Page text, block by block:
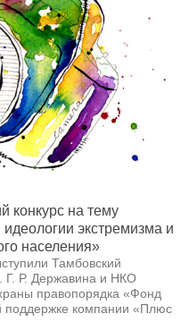
конкурс на тему
экстремизма и
населения»
Тамбовский
Г. Р. Державина и НКО
правопорядка «Фонд
компании «Плюс